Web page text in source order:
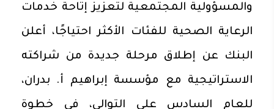
والمسؤولية المجتمعية لتعزيز إتاحة خدمات
الرعاية الصحية للفئات الأكثر احتياجًا، أعلن
البنك عن إطلاق مرحلة جديدة من شراكته
الاستراتيجية مع مؤسسة إبراهيم أ. بدران،
للعام السادس على التوالي، في خطوة